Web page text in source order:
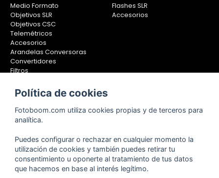
Medio Formato
Objetivos SLR
Objetivos CSC
Telemétricos
Accesorios
Arandelas Conversoras
Convertidores
Filtros
Calibradores
Flashes SLR
Accesorios
Soportes Fotografía
Monopiés
Trípodes
Kit Completos
Accesorios
Política de cookies
Fotoboom.com utiliza cookies propias y de terceros para
analítica.
Puedes configurar o rechazar en cualquier momento la
utilización de cookies y también puedes retirar tu
consentimiento u oponerte al tratamiento de tus datos
que hacemos en base al interés legítimo.